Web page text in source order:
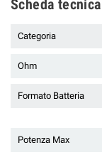
Scheda tecnica
Categoria
Ohm
Formato Batteria
Potenza Max